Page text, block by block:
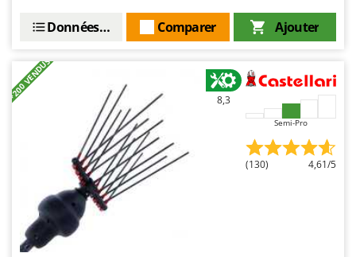
Rato
Redback
Resto Italia
Ripartrak
Ritter
River Systems
Robomow
Rossofuoco
Ajouter
Comparer
Données techniques
+200 VENDUS 8,3
Semi-Pro
(130) 4,61/5